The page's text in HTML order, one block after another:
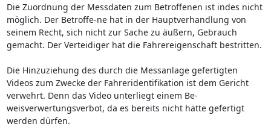
Die Zuordnung der Messdaten zum Betroffenen ist indes nicht
möglich. Der Betroffe-ne hat in der Hauptverhandlung von
seinem Recht, sich nicht zur Sache zu äußern, Gebrauch
gemacht. Der Verteidiger hat die Fahrereigenschaft bestritten.
Die Hinzuziehung des durch die Messanlage gefertigten
Videos zum Zwecke der Fahreridentifikation ist dem Gericht
verwehrt. Denn das Video unterliegt einem Be-
weisverwertungsverbot, da es bereits nicht hätte gefertigt
werden dürfen.